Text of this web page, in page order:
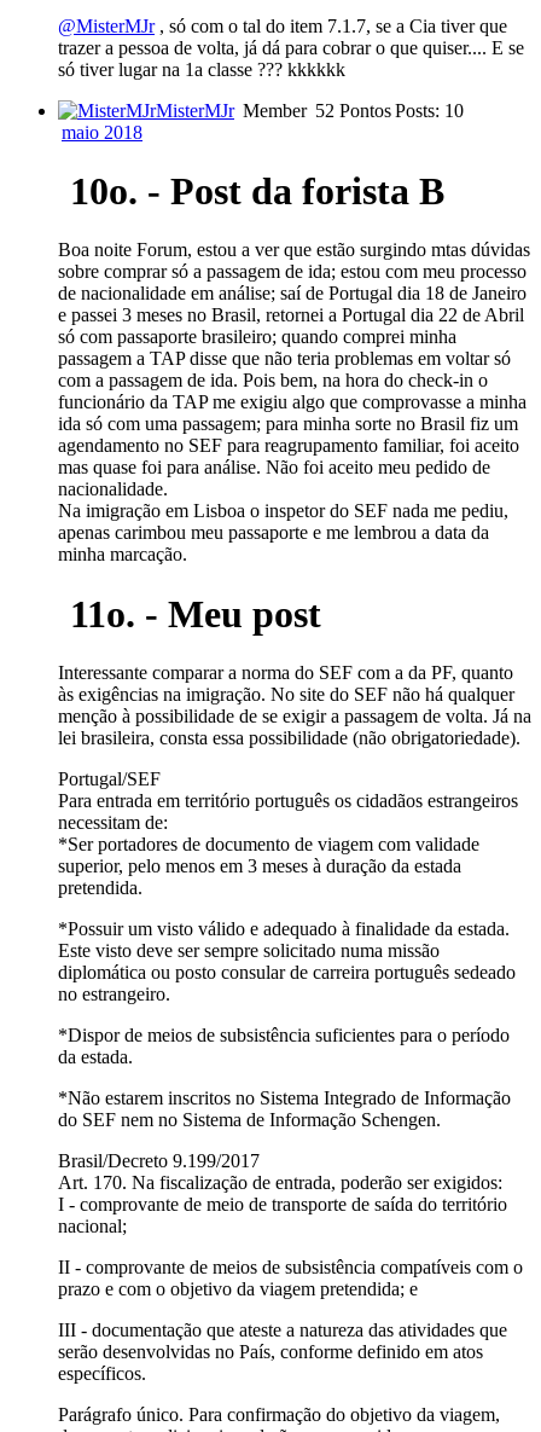
@MisterMJr, só com o tal do item 7.1.7, se a Cia tiver que
trazer a pessoa de volta, já dá para cobrar o que quiser.... E se
só tiver lugar na 1a classe ??? kkkkkk
MisterMJr Member 52 PontosPosts: 10
maio 2018
10o. - Post da forista B
Boa noite Forum, estou a ver que estão surgindo mtas dúvidas
sobre comprar só a passagem de ida; estou com meu processo
de nacionalidade em análise; saí de Portugal dia 18 de Janeiro
e passei 3 meses no Brasil, retornei a Portugal dia 22 de Abril
só com passaporte brasileiro; quando comprei minha
passagem a TAP disse que não teria problemas em voltar só
com a passagem de ida. Pois bem, na hora do check-in o
funcionário da TAP me exigiu algo que comprovasse a minha
ida só com uma passagem; para minha sorte no Brasil fiz um
agendamento no SEF para reagrupamento familiar, foi aceito
mas quase foi para análise. Não foi aceito meu pedido de
nacionalidade.
Na imigração em Lisboa o inspetor do SEF nada me pediu,
apenas carimbou meu passaporte e me lembrou a data da
minha marcação.
11o. - Meu post
Interessante comparar a norma do SEF com a da PF, quanto
às exigências na imigração. No site do SEF não há qualquer
menção à possibilidade de se exigir a passagem de volta. Já na
lei brasileira, consta essa possibilidade (não obrigatoriedade).
Portugal/SEF
Para entrada em território português os cidadãos estrangeiros
necessitam de:
*Ser portadores de documento de viagem com validade
superior, pelo menos em 3 meses à duração da estada
pretendida.
*Possuir um visto válido e adequado à finalidade da estada.
Este visto deve ser sempre solicitado numa missão
diplomática ou posto consular de carreira português sedeado
no estrangeiro.
*Dispor de meios de subsistência suficientes para o período
da estada.
*Não estarem inscritos no Sistema Integrado de Informação
do SEF nem no Sistema de Informação Schengen.
Brasil/Decreto 9.199/2017
Art. 170. Na fiscalização de entrada, poderão ser exigidos:
I - comprovante de meio de transporte de saída do território
nacional;
II - comprovante de meios de subsistência compatíveis com o
prazo e com o objetivo da viagem pretendida; e
III - documentação que ateste a natureza das atividades que
serão desenvolvidas no País, conforme definido em atos
específicos.
Parágrafo único. Para confirmação do objetivo da viagem,